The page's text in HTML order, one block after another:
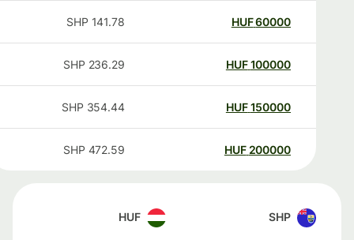
60000
HUF
141.78
SHP
100000
HUF
236.29
SHP
150000
HUF
354.44
SHP
200000
HUF
472.59
SHP
SHP
HUF